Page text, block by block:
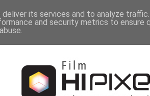
its services and to analyze
and security metrics to ensure